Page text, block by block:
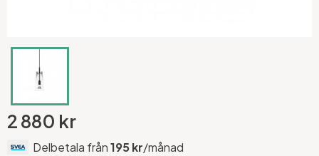
2 880 kr
Delbetala från195 kr/månad